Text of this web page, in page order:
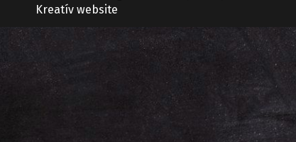
Kreatív website